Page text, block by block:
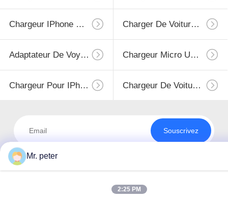
Chargeur IPhone Rétractable Charger De Voiture USB
Adaptateur De Voyage USB Chargeur Micro USB Rétractable
Chargeur Pour IPhone Chargeur De Voiture D'iphone
Souscrivez
Mr. peter
2:25 PM